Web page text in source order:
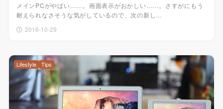
メインPCがやばい……。画面表示がおかしい……。さすがにもう
耐えられなさそうな気がしているので、次の新し…
2016-10-29
Lifestyle Tips